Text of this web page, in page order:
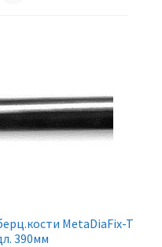
MetaDiaFix-T
390мм